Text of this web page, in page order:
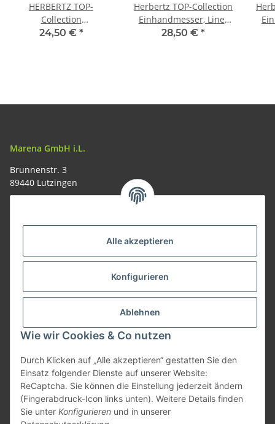
Alle akzeptieren
Konfigurieren
Ablehnen
Wie wir Cookies & Co nutzen
Durch Klicken auf „Alle akzeptieren“ gestatten Sie den
Einsatz folgender Dienste auf unserer Website:
ReCaptcha. Sie können die Einstellung jederzeit ändern
(Fingerabdruck-Icon links unten). Weitere Details finden
Sie unter Konfigurieren und in unserer
HERBERTZ TOP-
Collection
Einhandmesser, AISI
24,50 € *
Herbertz TOP-Collection
Einhandmesser, Liner
Lock, Camo Design
28,50 € *
Marena GmbH i.L.
Brunnenstr. 3
89440 Lutzingen
Vertrag widerrufen
* Alle Preise inkl. gesetzlicher USt., zzgl.Versand